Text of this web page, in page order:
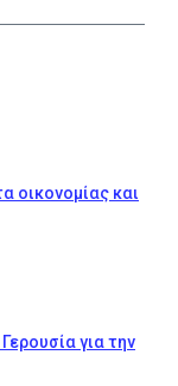
οικονομίας και
για την